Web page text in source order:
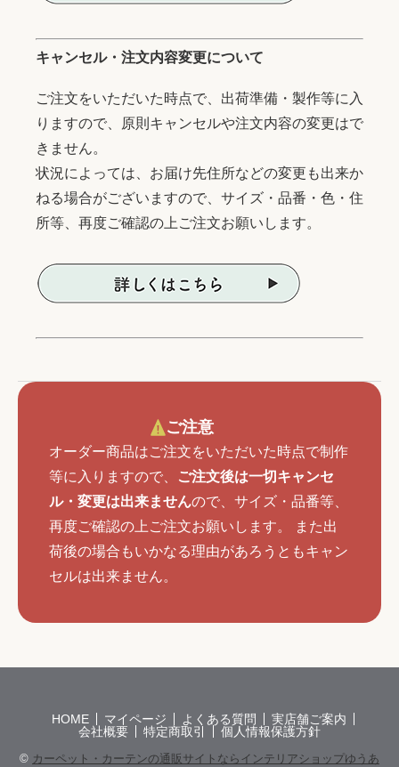
キャンセル・注文内容変更について
ご注文をいただいた時点で、出荷準備・製作等に入
りますので、原則キャンセルや注文内容の変更はで
きません。
状況によっては、お届け先住所などの変更も出来か
ねる場合がございますので、サイズ・品番・色・住
所等、再度ご確認の上ご注文お願いします。
ご注意
オーダー商品はご注文をいただいた時点で制作
等に入りますので、
ご注文後は一切キャンセ
ル・変更は出来ませんので、サイズ・品番等、
再度ご確認の上ご注文お願いします。 また出
荷後の場合もいかなる理由があろうともキャン
セルは出来ません。
HOME マイページ よくある質問
実店舗ご案内
会社概要
特定商取引 個人情報保護方針
© カーペット・カーテンの通販サイトならインテリアショップゆうあ